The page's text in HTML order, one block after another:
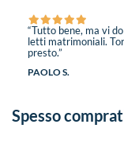
“Tutto bene, ma vi
letti matrimoniali.
presto.”
PAOLO S.
Spesso